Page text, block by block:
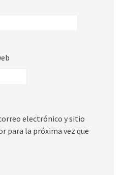
electrónico y sitio
para la próxima vez que